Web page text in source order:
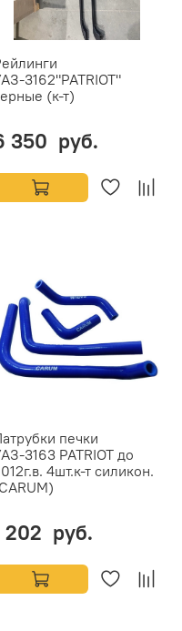
3162"PATRIOT"
(к-т)
350 руб.
печки
3163 PATRIOT до
4шт.к-т силикон.
202 руб.